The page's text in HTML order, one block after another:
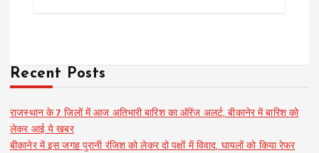
Recent Posts
राजस्थान के 7 जिलों में आज अतिभारी बारिश का ऑरेंज अलर्ट, बीकानेर में बारिश को
लेकर आई ये खबर
बीकानेर में इस जगह पुरानी रंजिश को लेकर दो पक्षों में विवाद, घायलों को किया रेफर